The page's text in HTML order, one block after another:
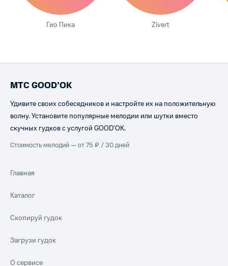
Гио Пика Zivert
МТС GOOD’OK
Удивите своих собеседников и настройте их на положительную
волну. Установите популярные мелодии или шутки вместо
скучных гудков с услугой GOOD’OK.
Стоимость мелодий — от 75 ₽ / 30 дней
Главная
Каталог
Скопируй гудок
Загрузи гудок
О сервисе